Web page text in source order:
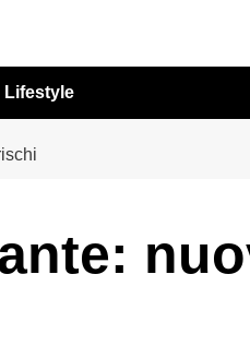
Lifestyle